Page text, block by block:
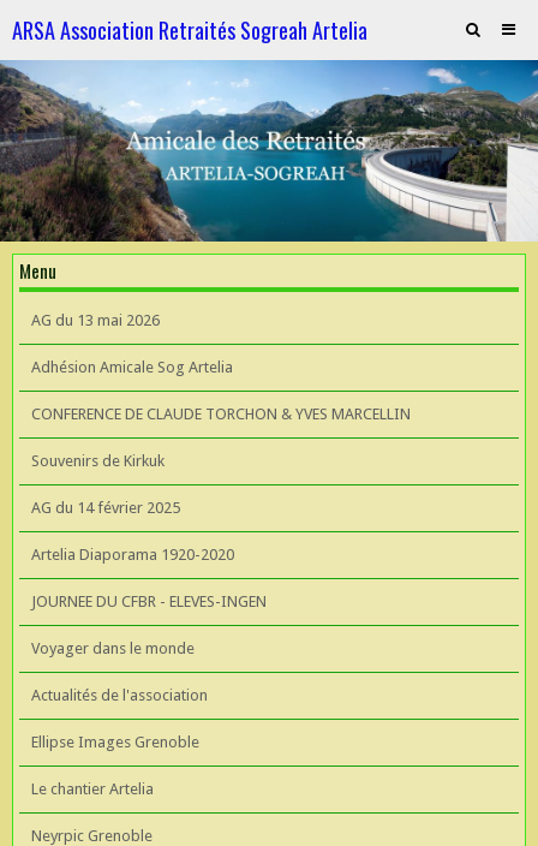
ARSA Association Retraités Sogreah Artelia
Invitation au repas le 21 novembre 2025
ARTELIA et l'Hydroélectricité
ARTELIA et l'Hydroélectricité
Souvenirs de KIrkuk
CONFERENCE DE CLAUDE TORCHON & YVES MARCELLIN A L'UIAD
AG 2026 du 13 mai
Menu
AG du 13 mai 2026
Adhésion Amicale Sog Artelia
CONFERENCE DE CLAUDE TORCHON & YVES MARCELLIN
Souvenirs de Kirkuk
AG du 14 février 2025
Artelia Diaporama 1920-2020
JOURNEE DU CFBR - ELEVES-INGEN
Voyager dans le monde
Actualités de l'association
Ellipse Images Grenoble
Le chantier Artelia
Neyrpic Grenoble